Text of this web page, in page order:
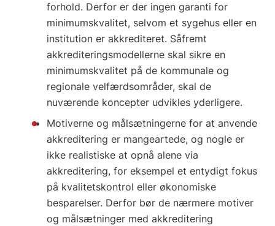
forhold. Derfor er der ingen garanti for
minimumskvalitet, selvom et sygehus eller en
institution er akkrediteret. Såfremt
akkrediteringsmodellerne skal sikre en
minimumskvalitet på de kommunale og
regionale velfærdsområder, skal de
nuværende koncepter udvikles yderligere.
Motiverne og målsætningerne for at anvende
akkreditering er mangeartede, og nogle er
ikke realistiske at opnå alene via
akkreditering, for eksempel et entydigt fokus
på kvalitetskontrol eller økonomiske
besparelser. Derfor bør de nærmere motiver
og målsætninger med akkreditering